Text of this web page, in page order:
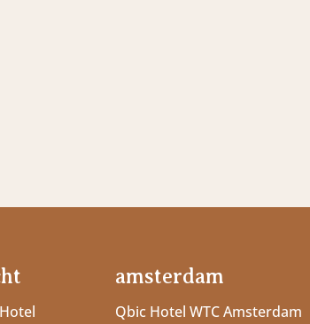
amsterdam
Qbic Hotel WTC Amsterdam